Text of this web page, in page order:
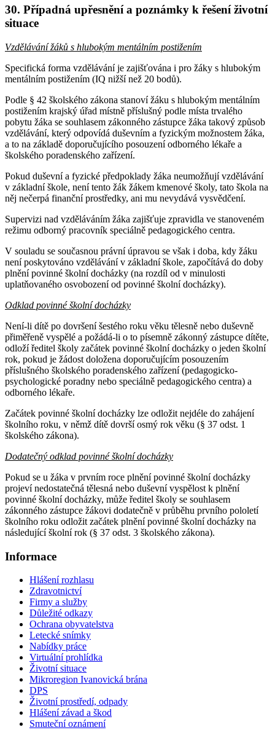
30. Případná upřesnění a poznámky k řešení životní
situace
Vzdělávání žáků s hlubokým mentálním postižením
Specifická forma vzdělávání je zajišťována i pro žáky s hlubokým
mentálním postižením (IQ nižší než 20 bodů).
Podle § 42 školského zákona stanoví žáku s hlubokým mentálním
postižením krajský úřad místně příslušný podle místa trvalého
pobytu žáka se souhlasem zákonného zástupce žáka takový způsob
vzdělávání, který odpovídá duševním a fyzickým možnostem žáka,
a to na základě doporučujícího posouzení odborného lékaře a
školského poradenského zařízení.
Pokud duševní a fyzické předpoklady žáka neumožňují vzdělávání
v základní škole, není tento žák žákem kmenové školy, tato škola na
něj nečerpá finanční prostředky, ani mu nevydává vysvědčení.
Supervizi nad vzděláváním žáka zajišťuje zpravidla ve stanoveném
režimu odborný pracovník speciálně pedagogického centra.
V souladu se současnou právní úpravou se však i doba, kdy žáku
není poskytováno vzdělávání v základní škole, započítává do doby
plnění povinné školní docházky (na rozdíl od v minulosti
uplatňovaného osvobození od povinné školní docházky).
Odklad povinné školní docházky
Není-li dítě po dovršení šestého roku věku tělesně nebo duševně
přiměřeně vyspělé a požádá-li o to písemně zákonný zástupce dítěte,
odloží ředitel školy začátek povinné školní docházky o jeden školní
rok, pokud je žádost doložena doporučujícím posouzením
příslušného školského poradenského zařízení (pedagogicko-
psychologické poradny nebo speciálně pedagogického centra) a
odborného lékaře.
Začátek povinné školní docházky lze odložit nejdéle do zahájení
školního roku, v němž dítě dovrší osmý rok věku (§ 37 odst. 1
školského zákona).
Dodatečný odklad povinné školní docházky
Pokud se u žáka v prvním roce plnění povinné školní docházky
projeví nedostatečná tělesná nebo duševní vyspělost k plnění
povinné školní docházky, může ředitel školy se souhlasem
zákonného zástupce žákovi dodatečně v průběhu prvního pololetí
školního roku odložit začátek plnění povinné školní docházky na
následující školní rok (§ 37 odst. 3 školského zákona).
Informace
Hlášení rozhlasu
Zdravotnictví
Firmy a služby
Důležité odkazy
Ochrana obyvatelstva
Letecké snímky
Nabídky práce
Virtuální prohlídka
Životní situace
Mikroregion Ivanovická brána
DPS
Životní prostředí, odpady
Hlášení závad a škod
Smuteční oznámení